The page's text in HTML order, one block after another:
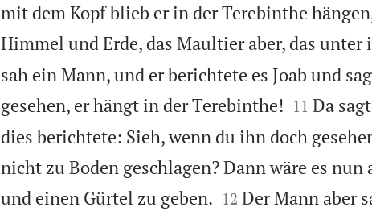
mit dem Kopf blieb er in der Terebinthe
Himmel und Erde, das Maultier aber, das
sah ein Mann, und er berichtete es Joab und
gesehen, er hängt in der Terebinthe!
11 Da
dies berichtete: Sieh, wenn du ihn doch
nicht zu Boden geschlagen? Dann wäre es
und einen Gürtel zu geben.
12 Der Mann aber